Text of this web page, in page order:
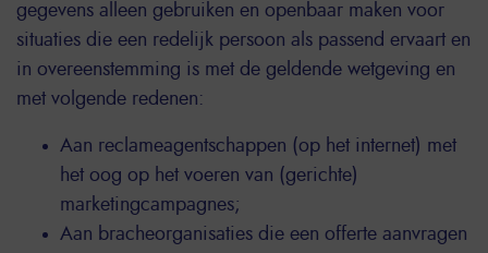
gegevens alleen gebruiken en openbaar maken voor
situaties die een redelijk persoon als passend ervaart en
in overeenstemming is met de geldende wetgeving en
met volgende redenen:
Aan reclameagentschappen (op het internet) met
het oog op het voeren van (gerichte)
marketingcampagnes;
Aan bracheorganisaties die een offerte aanvragen